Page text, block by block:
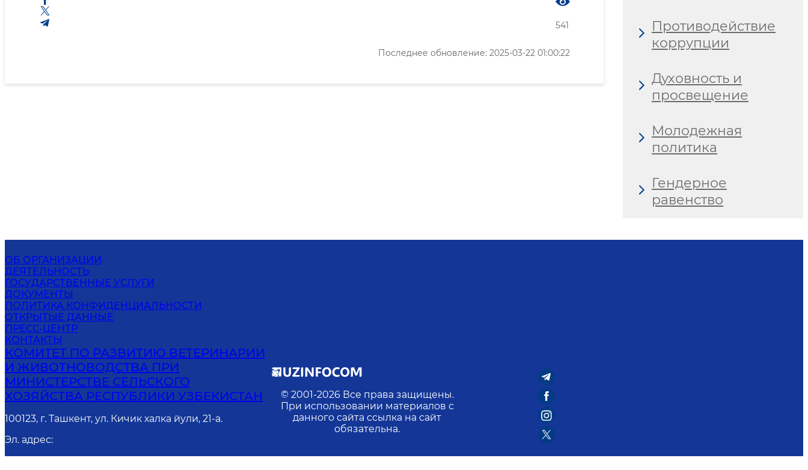
541
Последнее обновление: 2025-03-22 01:00:22
Противодействие
коррупции
Духовность и
просвещение
Молодежная
политика
Гендерное
равенство
ОБ ОРГАНИЗАЦИИ
ДЕЯТЕЛЬНОСТЬ
ГОСУДАРСТВЕННЫЕ УСЛУГИ
ДОКУМЕНТЫ
ПОЛИТИКА КОНФИДЕНЦИАЛЬНОСТИ
ОТКРЫТЫЕ ДАННЫЕ
ПРЕСС-ЦЕНТР
КОНТАКТЫ
КОМИТЕТ ПО РАЗВИТИЮ ВЕТЕРИНАРИИ
И ЖИВОТНОВОДСТВА ПРИ
МИНИСТЕРСТВЕ СЕЛЬСКОГО
ХОЗЯЙСТВА РЕСПУБЛИКИ УЗБЕКИСТАН
100123, г. Ташкент, ул. Кичик халка йули, 21-а.
Эл. адрес:
© 2001-2026 Все права защищены.
При использовании материалов с
данного сайта ссылка на сайт
обязательна.